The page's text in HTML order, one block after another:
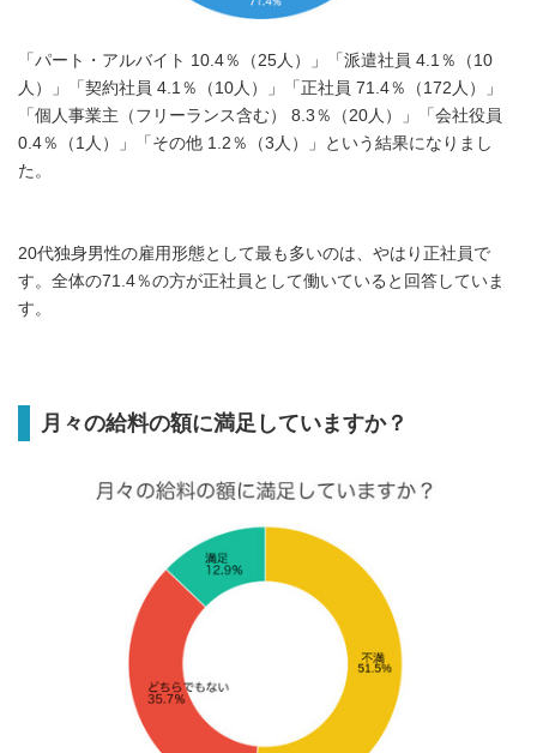
「パート・アルバイト 10.4％（25人）」「派遣社員 4.1％（10
人）」「契約社員 4.1％（10人）」「正社員 71.4％（172人）」
「個人事業主（フリーランス含む） 8.3％（20人）」「会社役員
0.4％（1人）」「その他 1.2％（3人）」という結果になりまし
た。
20代独身男性の雇用形態として最も多いのは、やはり正社員で
す。全体の71.4％の方が正社員として働いていると回答していま
す。
月々の給料の額に満足していますか？